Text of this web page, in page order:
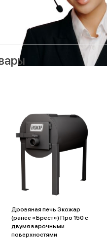
Дровяная печь Экожар
(ранее «Брест») Про 150 с
двумя варочными
поверхностями